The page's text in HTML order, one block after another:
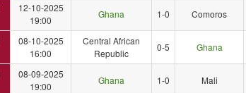
12-10-2025
19:00
Ghana 1-0 Comoros
08-10-2025
16:00
Central African
Republic
0-5 Ghana
08-09-2025
19:00
Ghana 1-0 Mali